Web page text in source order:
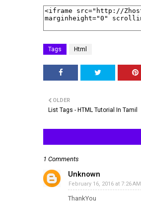
Tags Html
OLDER
List Tags - HTML Tutorial In Tamil
1 Comments
Unknown
February 16, 2016 at 7:26 AM
ThankYou